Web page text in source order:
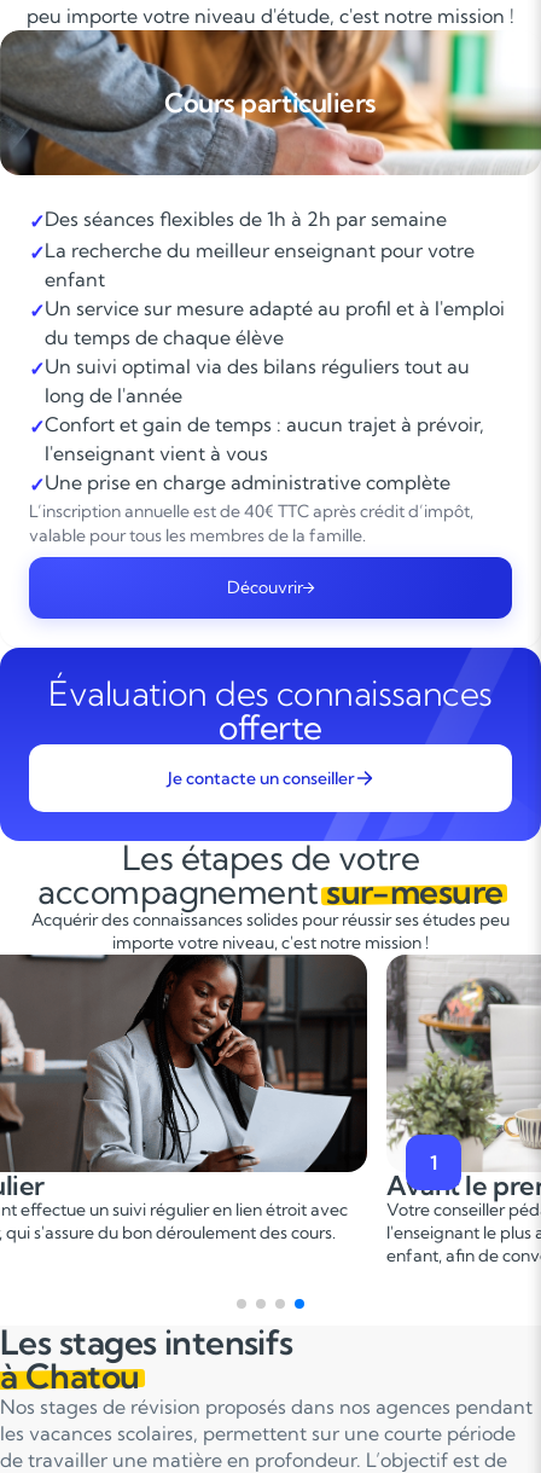
peu importe votre niveau d'étude, c'est notre mission !
Cours particuliers
✓Des séances flexibles de 1h à 2h par semaine
✓La recherche du meilleur enseignant pour votre
enfant
✓Un service sur mesure adapté au profil et à l'emploi
du temps de chaque élève
✓Un suivi optimal via des bilans réguliers tout au
long de l'année
✓Confort et gain de temps : aucun trajet à prévoir,
l'enseignant vient à vous
✓Une prise en charge administrative complète
L’inscription annuelle est de 40€ TTC après crédit d’impôt,
valable pour tous les membres de la famille.
Découvrir
Évaluation des connaissances
offerte
Je contacte un conseiller
Les étapes de votre
accompagnementsur-mesure
Acquérir des connaissances solides pour réussir ses études peu
importe votre niveau, c'est notre mission !
cours
pédagogique vous met en relation avec
adapté en fonction du profil de votre
2
Pendant le
Ce 1er cours permet
points forts et de
sur le programme.
Les stages intensifs
à Chatou
Nos stages de révision proposés dans nos agences pendant
les vacances scolaires, permettent sur une courte période
de travailler une matière en profondeur. L’objectif est de